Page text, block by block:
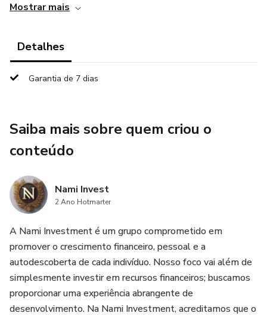
Profissionais Financeiros e Institucionais: Indivíduos e
criptomoedas e como elas podem se integrar ao sistema
nuances técnicas por trás das criptomoedas.
procuram explorar oportunidades empreendedoras no
espaço das criptomoedas, incluindo o lançamento de ICOs,
STOs ou o desenvolvimento de soluções baseadas em
Curiosos sobre Finanças Descentralizadas (DeFi): Aqueles
interessados em aprender sobre o emergente mundo das
finanças descentralizadas e como elas estão
transformando as práticas financeiras tradicionais.
Mostrar mais
Detalhes
Garantia de 7 dias
Saiba mais sobre quem criou o
conteúdo
Nami Invest
2 Ano Hotmarter
A Nami Investment é um grupo comprometido em
promover o crescimento financeiro, pessoal e a
autodescoberta de cada indivíduo. Nosso foco vai além de
simplesmente investir em recursos financeiros; buscamos
proporcionar uma experiência abrangente de
desenvolvimento. Na Nami Investment, acreditamos que o